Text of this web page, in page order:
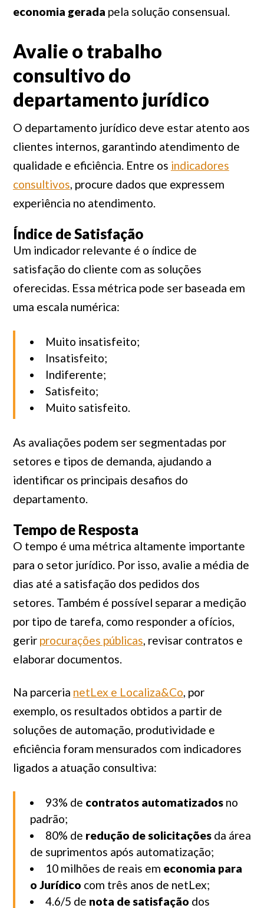
economia gerada pela solução consensual.
Avalie o trabalho
consultivo do
departamento jurídico
O departamento jurídico deve estar atento aos
clientes internos, garantindo atendimento de
qualidade e eficiência. Entre os indicadores
consultivos, procure dados que expressem
experiência no atendimento.
Índice de Satisfação
Um indicador relevante é o índice de
satisfação do cliente com as soluções
oferecidas. Essa métrica pode ser baseada em
uma escala numérica:
Muito insatisfeito;
Insatisfeito;
Indiferente;
Satisfeito;
Muito satisfeito.
As avaliações podem ser segmentadas por
setores e tipos de demanda, ajudando a
identificar os principais desafios do
departamento.
Tempo de Resposta
O tempo é uma métrica altamente importante
para o setor jurídico. Por isso, avalie a média de
dias até a satisfação dos pedidos dos
setores. Também é possível separar a medição
por tipo de tarefa, como responder a ofícios,
gerir procurações públicas, revisar contratos e
elaborar documentos.
Na parceria netLex e Localiza&Co, por
exemplo, os resultados obtidos a partir de
soluções de automação, produtividade e
eficiência foram mensurados com indicadores
ligados a atuação consultiva:
93% de contratos automatizados no
padrão;
80% de redução de solicitações da área
de suprimentos após automatização;
10 milhões de reais em economia para
o Jurídico com três anos de netLex;
4.6/5 de nota de satisfação dos